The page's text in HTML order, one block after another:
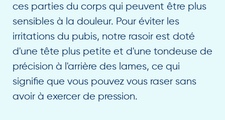
ces parties du corps qui peuvent être plus
sensibles à la douleur. Pour éviter les
irritations du pubis, notre rasoir est doté
d'une tête plus petite et d'une tondeuse de
précision à l'arrière des lames, ce qui
signifie que vous pouvez vous raser sans
avoir à exercer de pression.